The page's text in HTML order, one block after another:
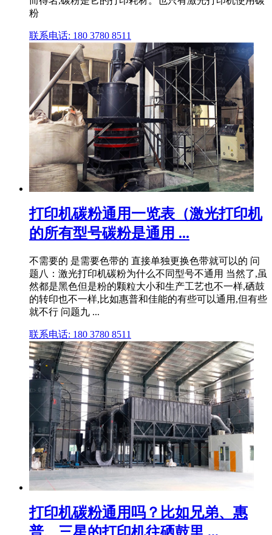
粉
联系电话: 180 3780 8511
打印机碳粉通用一览表（激光打印机
的所有型号碳粉是通用 ...
不需要的 是需要色带的 直接单独更换色带就可以的 问
题八：激光打印机碳粉为什么不同型号不通用 当然了,虽
然都是黑色但是粉的颗粒大小和生产工艺也不一样,硒鼓
的转印也不一样,比如惠普和佳能的有些可以通用,但有些
就不行 问题九 ...
联系电话: 180 3780 8511
打印机碳粉通用吗？比如兄弟、惠